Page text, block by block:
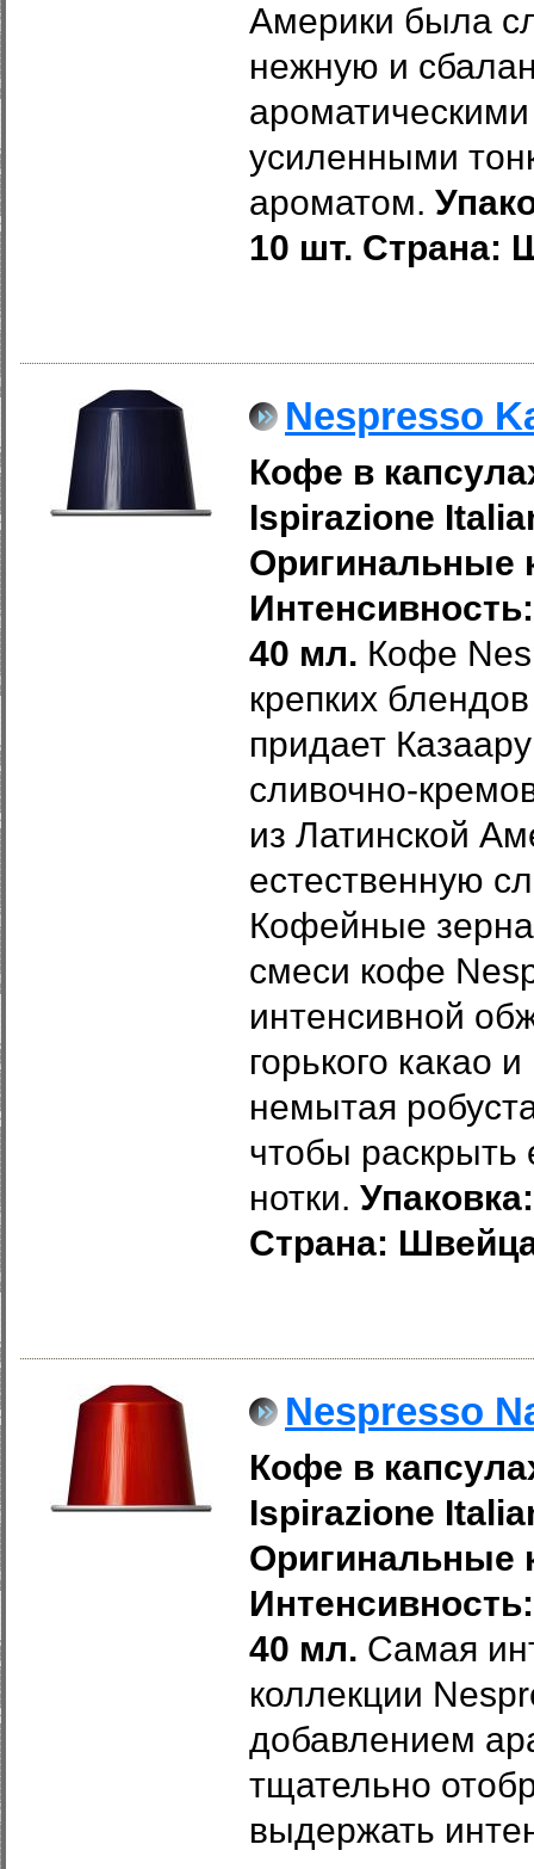
Америки была
нежную и
усиленными
ароматом.
10 шт. Страна:
Nespresso
Кофе в
Ispirazione
Оригинальные
40 мл. Кофе
крепких
придает
сливочно-
из Латинской
естественную
Кофейные
смеси кофе
интенсивной
горького какао
немытая
чтобы раскрыть
нотки.
Страна:
Nespresso
Кофе в
Ispirazione
Оригинальные
40 мл. Самая
коллекции
добавлением
тщательно
выдержать